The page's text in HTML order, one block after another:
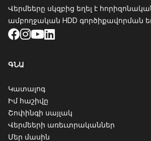
Վերմեերը սկզբից եղել է
ամբողջական HDD գործիքավորման
Facebook
Instagram
YouTube
LinkedIn
ԳՆԱ
Կատալոգ
Իմ հաշիվը
Շոփինգի սայլակ
Վերմեերի առեւտրականներ
Մեր մասին